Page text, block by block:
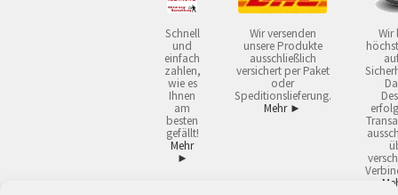
Schnell
und
einfach
zahlen,
wie es
Ihnen
am
besten
gefällt!
Mehr
►
Wir versenden
unsere Produkte
ausschließlich
versichert per Paket
oder
Speditionslieferung.
Mehr ►
Wir